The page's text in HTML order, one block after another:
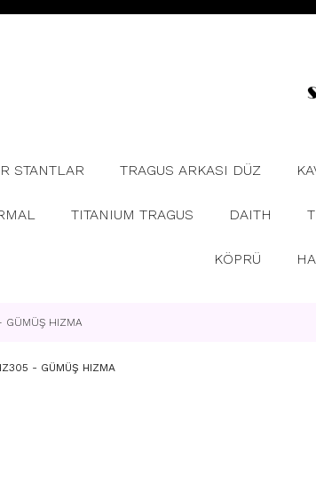
STANTLAR TRAGUS ARKASI DÜZ
TITANIUM TRAGUS DAITH
KÖPRÜ
GÜMÜŞ HIZMA